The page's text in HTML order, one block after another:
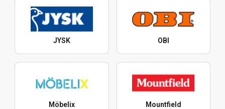
JYSK OBI
Möbelix Mountfield